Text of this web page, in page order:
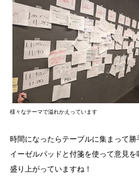
様々なテーマで溢れかえっています
時間になったらテーブルに集まって勝
イーゼルパッドと付箋を使って意見を
盛り上がっていますね！